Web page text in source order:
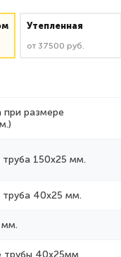
Утепленная
от 37500 руб.
размере
150х25 мм.
40х25 мм.
трубы 40х25мм